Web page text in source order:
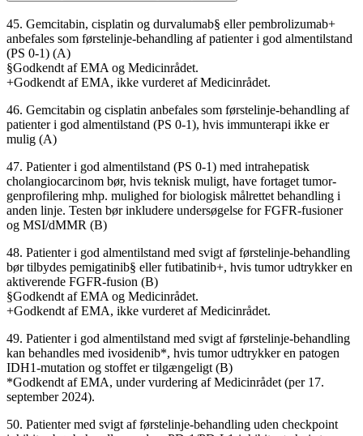
45. Gemcitabin, cisplatin og durvalumab§ eller pembrolizumab+
anbefales som førstelinje-behandling af patienter i god almentilstand
(PS 0-1) (A)
§Godkendt af EMA og Medicinrådet.
+Godkendt af EMA, ikke vurderet af Medicinrådet.
46. Gemcitabin og cisplatin anbefales som førstelinje-behandling af
patienter i god almentilstand (PS 0-1), hvis immunterapi ikke er
mulig (A)
47. Patienter i god almentilstand (PS 0-1) med intrahepatisk
cholangiocarcinom bør, hvis teknisk muligt, have fortaget tumor-
genprofilering mhp. mulighed for biologisk målrettet behandling i
anden linje. Testen bør inkludere undersøgelse for FGFR-fusioner
og MSI/dMMR (B)
48. Patienter i god almentilstand med svigt af førstelinje-behandling
bør tilbydes pemigatinib§ eller futibatinib+, hvis tumor udtrykker en
aktiverende FGFR-fusion (B)
§Godkendt af EMA og Medicinrådet.
+Godkendt af EMA, ikke vurderet af Medicinrådet.
49. Patienter i god almentilstand med svigt af førstelinje-behandling
kan behandles med ivosidenib*, hvis tumor udtrykker en patogen
IDH1-mutation og stoffet er tilgængeligt (B)
*Godkendt af EMA, under vurdering af Medicinrådet (per 17.
september 2024).
50. Patienter med svigt af førstelinje-behandling uden checkpoint